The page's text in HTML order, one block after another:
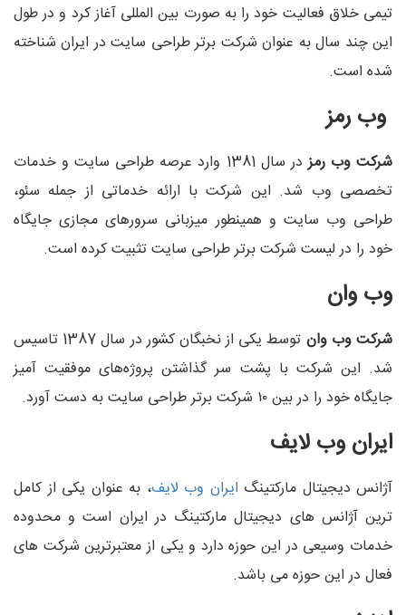
تیمی خلاق فعالیت خود را به صورت بین المللی آغاز کرد و در طول
این چند سال به عنوان شرکت برتر طراحی سایت در ایران شناخته
شده است.
وب رمز
شرکت وب رمز
در سال 1381 وارد عرصه طراحی سایت و خدمات
تخصصی وب شد. این شرکت با ارائه خدماتی از جمله سئو،
طراحی وب سایت و همینطور میزبانی سرورهای مجازی جایگاه
خود را در لیست شرکت برتر طراحی سایت تثبیت کرده است.
وب وان
شرکت وب وان
توسط یکی از نخبگان کشور در سال 1387 تاسیس
شد. این شرکت با پشت سر گذاشتن پروژه‌های موفقیت آمیز
جایگاه خود را در بین ۱۰ شرکت برتر طراحی سایت به دست آورد.
ایران وب لایف
آژانس دیجیتال مارکتینگ ایران وب لایف، به عنوان یکی از کامل
ترین آژانس های دیجیتال مارکتینگ در ایران است و محدوده
خدمات وسیعی در این حوزه دارد و یکی از معتبرترین شرکت های
فعال در این حوزه می باشد.